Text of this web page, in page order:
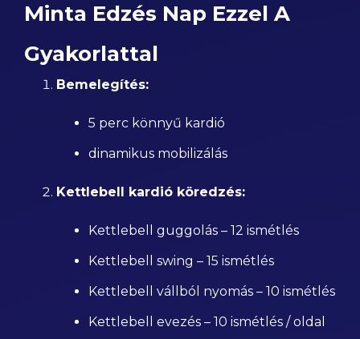
Minta Edzés Nap Ezzel A
Gyakorlattal
Bemelegítés:
5 perc könnyű kardió
dinamikus mobilizálás
Kettlebell kardió köredzés:
Kettlebell guggolás – 12 ismétlés
Kettlebell swing – 15 ismétlés
Kettlebell vállból nyomás – 10 ismétlés
Kettlebell evezés – 10 ismétlés / oldal